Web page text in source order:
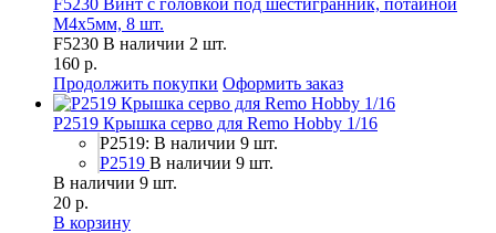
М4х5мм, 8 шт.
F5230 В наличии 2 шт.
160 р.
Продолжить покупки Оформить заказ
P2519 Крышка серво для Remo Hobby 1/16
P2519: В наличии 9 шт.
P2519 В наличии 9 шт.
В наличии 9 шт.
20 р.
В корзину